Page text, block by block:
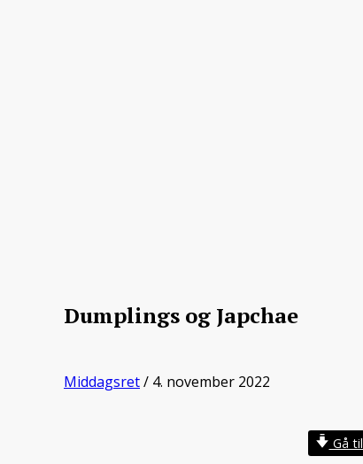
Dumplings og Japchae
Middagsret/ 4. november 2022
Gå